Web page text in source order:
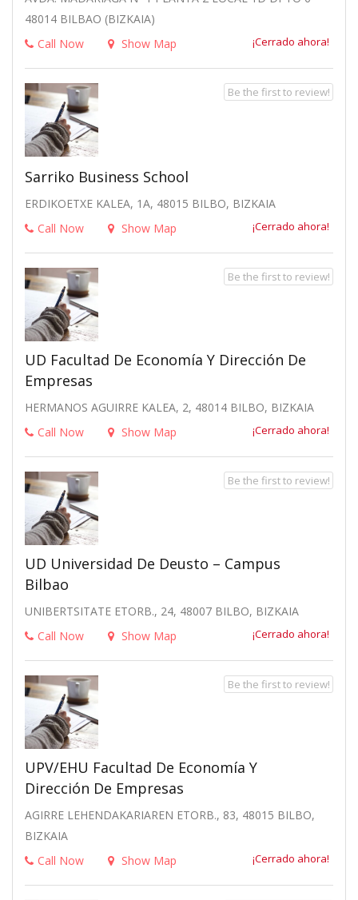
48014 BILBAO (BIZKAIA)
Call Now
Show Map ¡Cerrado ahora!
Sarriko Business School
ERDIKOETXE KALEA, 1A, 48015 BILBO, BIZKAIA
Call Now
Show Map ¡Cerrado ahora!
Be the first to review!
UD Facultad De Economía Y Dirección De
Empresas
HERMANOS AGUIRRE KALEA, 2, 48014 BILBO, BIZKAIA
Call Now
Show Map ¡Cerrado ahora!
Be the first to review!
UD Universidad De Deusto – Campus
Bilbao
UNIBERTSITATE ETORB., 24, 48007 BILBO, BIZKAIA
Call Now
Show Map ¡Cerrado ahora!
Be the first to review!
UPV/EHU Facultad De Economía Y
Dirección De Empresas
AGIRRE LEHENDAKARIAREN ETORB., 83, 48015 BILBO,
BIZKAIA
Call Now
Show Map ¡Cerrado ahora!
Be the first to review!